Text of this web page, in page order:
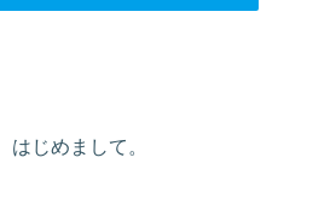
はじめまして。